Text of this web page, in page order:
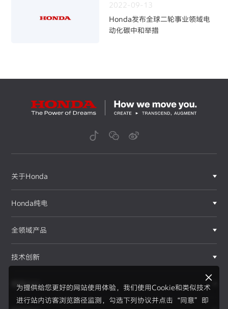
2022-09-13
Honda发布全球二轮事业领域电
动化碳中和举措
为提供给您更好的网站使用体验，我们使用Cookie和类似技术
进行站内访客浏览路径监测，勾选下列协议并点击“同意”即
关于Honda
Honda纯电
全领域产品
技术创新
赛事运动